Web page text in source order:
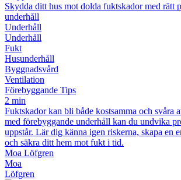
Skydda ditt hus mot dolda fuktskador med rätt
underhåll
Underhåll
Underhåll
Fukt
Husunderhåll
Byggnadsvård
Ventilation
Förebyggande Tips
2 min
Fuktskador kan bli både kostsamma och svåra
med förebyggande underhåll kan du undvika
uppstår. Lär dig känna igen riskerna, skapa en
och säkra ditt hem mot fukt i tid.
Moa Löfgren
Moa
Löfgren